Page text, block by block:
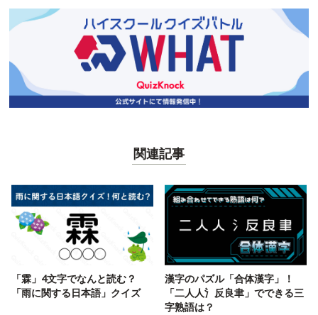
関連記事
「霖」4文字でなんと読む？
「雨に関する日本語」クイズ
漢字のパズル「合体漢字」！
「二人人氵反良聿」でできる三
字熟語は？